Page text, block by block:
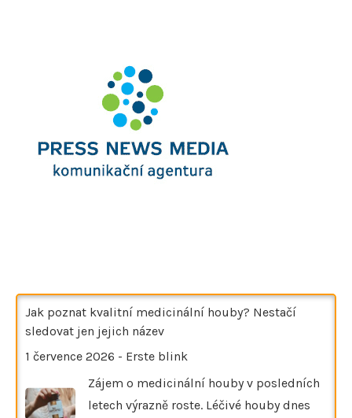
Jak poznat kvalitní medicinální houby? Nestačí
sledovat jen jejich název
1 července 2026 - Erste blink
Zájem o medicinální houby v posledních
letech výrazně roste. Léčivé houby dnes